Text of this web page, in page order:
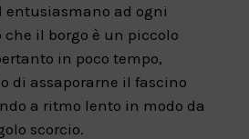
entusiasmano ad ogni
che il borgo è un piccolo
in poco tempo,
di assaporarne il fascino
a ritmo lento in modo da
scorcio.